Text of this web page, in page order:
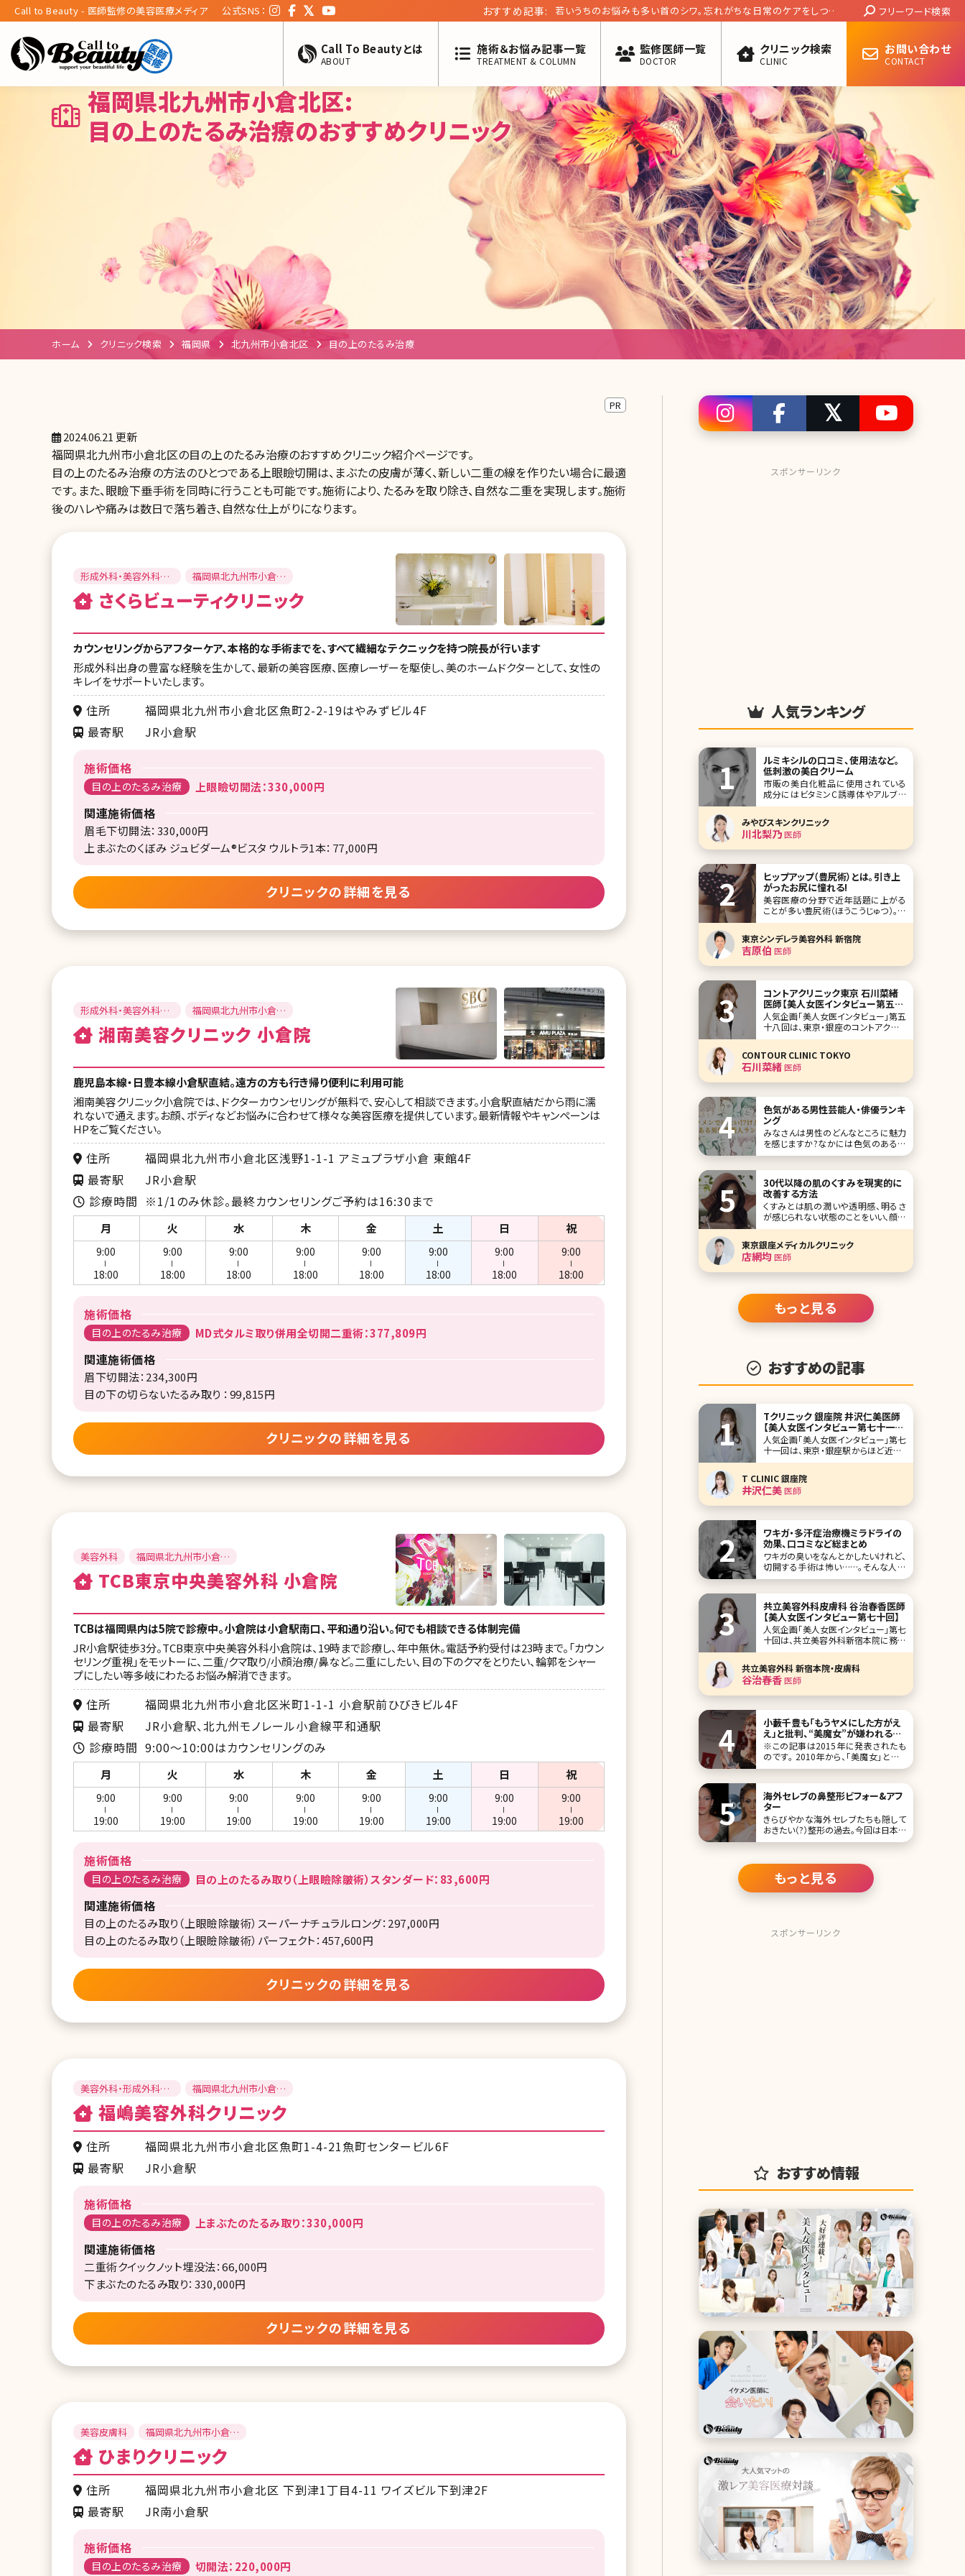
Call to Beauty - 医師監修の美容医療メディア 公式SNS： おすすめ記事: 眼瞼下垂とは。保険適用と美容外科での手術の違いは? Search:
フリーワード検索
Call To Beautyとは
ABOUT
施術＆お悩み記事一覧
TREATMENT & COLUMN
監修医師一覧
DOCTOR
クリニック検索
CLINIC
お問い合わせ
CONTACT
福岡県北九州市小倉北区:
目の上のたるみ治療のおすすめクリニック
ホーム クリニック検索 福岡県 北九州市小倉北区 目の上のたるみ治療
PR
2024.06.21 更新
福岡県北九州市小倉北区の目の上のたるみ治療のおすすめクリニック紹介ページです。
目の上のたるみ治療の方法のひとつである上眼瞼切開は、まぶたの皮膚が薄く、新しい二重の線を作りたい場合に最適
です。また、眼瞼下垂手術を同時に行うことも可能です。施術により、たるみを取り除き、自然な二重を実現します。施術
後のハレや痛みは数日で落ち着き、自然な仕上がりになります。
形成外科・美容外科・
美容皮膚科
福岡県北九州市小倉北
さくらビューティクリニック
カウンセリングからアフターケア、本格的な手術までを、すべて繊細なテクニックを持つ院長が行います
形成外科出身の豊富な経験を生かして、最新の美容医療、医療レーザーを駆使し、美のホームドクターとして、女性の
キレイをサポートいたします。
住所
福岡県北九州市小倉北区魚町2-2-19はやみずビル4F
最寄駅
JR小倉駅
施術価格
目の上のたるみ治療 上眼瞼切開法：330,000円
関連施術価格
眉毛下切開法：330,000円
上まぶたのくぼみ ジュビダーム®ビスタ ウルトラ1本：77,000円
クリニックの詳細を見る
形成外科・美容外科・
美容皮膚科
福岡県北九州市小倉北
湘南美容クリニック 小倉院
鹿児島本線・日豊本線小倉駅直結。遠方の方も行き帰り便利に利用可能
湘南美容クリニック小倉院では、ドクターカウンセリングが無料で、安心して相談できます。小倉駅直結だから雨に濡
れないで通えます。お顔、ボディなどお悩みに合わせて様々な美容医療を提供しています。最新情報やキャンペーンは
HPをご覧ください。
住所
福岡県北九州市小倉北区浅野1-1-1 アミュプラザ小倉 東館4F
最寄駅
JR小倉駅
診療時間 ※1/1のみ休診。最終カウンセリングご予約は16:30まで
月 火 水 木 金 土 日 祝
9:00
18:00
9:00
18:00
9:00
18:00
9:00
18:00
9:00
18:00
9:00
18:00
9:00
18:00
9:00
18:00
施術価格
目の上のたるみ治療 MD式タルミ取り併用全切開二重術：377,809円
関連施術価格
眉下切開法：234,300円
目の下の切らないたるみ取り ：99,815円
クリニックの詳細を見る
美容外科
福岡県北九州市小倉北
区
TCB東京中央美容外科 小倉院
TCBは福岡県内は5院で診療中。小倉院は小倉駅南口、平和通り沿い。何でも相談できる体制完備
JR小倉駅徒歩3分。TCB東京中央美容外科小倉院は、19時まで診療し、年中無休。電話予約受付は23時まで。「カウン
セリング重視」をモットーに、二重/クマ取り/小顔治療/鼻など。二重にしたい、目の下のクマをとりたい、輪郭をシャー
プにしたい等多岐にわたるお悩み解消できます。
住所
福岡県北九州市小倉北区米町1-1-1 小倉駅前ひびきビル4F
最寄駅
JR小倉駅、北九州モノレール小倉線平和通駅
診療時間 9:00～10:00はカウンセリングのみ
月 火 水 木 金 土 日 祝
9:00
19:00
9:00
19:00
9:00
19:00
9:00
19:00
9:00
19:00
9:00
19:00
9:00
19:00
9:00
19:00
施術価格
目の上のたるみ治療 目の上のたるみ取り（上眼瞼除皺術）スタンダード：83,600円
関連施術価格
目の上のたるみ取り（上眼瞼除皺術）スーパーナチュラルロング：297,000円
目の上のたるみ取り（上眼瞼除皺術）パーフェクト：457,600円
クリニックの詳細を見る
美容外科・形成外科・
皮膚科
福岡県北九州市小倉北
区
福嶋美容外科クリニック
住所
福岡県北九州市小倉北区魚町1-4-21魚町センタービル6F
最寄駅
JR小倉駅
施術価格
目の上のたるみ治療 上まぶたのたるみ取り：330,000円
関連施術価格
二重術クイックノット埋没法：66,000円
下まぶたのたるみ取り：330,000円
クリニックの詳細を見る
美容皮膚科
福岡県北九州市小倉北
区
ひまりクリニック
住所
福岡県北九州市小倉北区 下到津1丁目4-11 ワイズビル下到津2F
最寄駅
JR南小倉駅
施術価格
目の上のたるみ治療 切開法：220,000円
スポンサーリンク
人気ランキング
ルミキシルの口コミ、使用法など。
低刺激の美白クリーム
市販の美白化粧品に使用されている
成分にはビタミンC誘導体やアルブチ
ン、コウジ酸などがあります。高価なも
られないという方も多いのではないで
しょうか。また、クリニックで処方される
ハイドロキノンは一定の効果があるも
みやびスキンクリニック
川北梨乃医師
ヒップアップ（豊尻術）とは。引き上
がったお尻に憧れる!
美容医療の分野で近年話題に上がる
ことが多い豊尻術（ほうこうじゅつ）。垂
れ下がったお尻を引き上げたい、お尻
自体を大きくしたい、お尻の形をよくし
たいなどのお悩みに対して豊尻術を行
います。 本記事では豊尻術を検討して
いる方において最も悩みが深いであろ
東京シンデレラ美容外科 新宿院
吉原伯 医師
コントアクリニック東京 石川菜緒
医師【美人女医インタビュー第五十
八回】
人気企画「美人女医インタビュー」第五
十八回は、東京・銀座のコントアクリニ
ック東京に勤務する石川菜緒（いしか
の患者さんに知られているコントアク
リニック東京。矯正・審美歯科併設の数
少ないクリニックで美容外科から美容
ーを提供し
CONTOUR CLINIC TOKYO
石川菜緒医師
色気がある男性芸能人・俳優ランキ
ング
みなさんは男性のどんなところに魅力
を感じますか?なかには色気のある男
性が好み、という方もいるでしょう。女性
イケメンではないけれど、大人の色気
を感じさせる男性も存在します。色気と
いう魅力は、テレビというスクリーンを
通じても伝わってく
30代以降の肌のくすみを現実的に
改善する方法
くすみとは肌の潤いや透明感、明るさ
が感じられない状態のことをいい、顔全
体にできることが多いです。肌荒れのよ
うに分かりやすい症状が出ることがな
く、自分の肌がくすんでいると気づか
ず、症状が慢性化してしまうケースもあ
ります。 くすみにはさまざまなタイプが
きま
東京銀座メディカルクリニック
店網均医師
もっと見る
おすすめの記事
Tクリニック 銀座院 井沢仁美医師
【美人女医インタビュー第七十一
回】
人気企画「美人女医インタビュー」第七
十一回は、東京・銀座駅からほど近いT
クリニック（T CLINIC）銀座院の井沢仁
美（いざわひとみ）先生です。相良卓哉
院長が開院したTクリニックは、顔整形
がメインのクリニック。二重整形や目の
下のクマ取り、小顔治療といった外科
T CLINIC 銀座院
井沢仁美医師
ワキガ・多汗症治療機ミラドライの
効果、口コミなど総まとめ
ワキガの臭いをなんとかしたいけれど、
切開する手術は怖い……。そんな人か
ら選ばれているワキガ手術がミラドライ
を切開して、臭いのある汗を分泌するア
ポクリン腺を除去することでしか根本
的な解決にはなら
共立美容外科皮膚科 谷治春香医師
【美人女医インタビュー第七十回】
人気企画「美人女医インタビュー」第七
十回は、共立美容外科新宿本院に務め
る皮膚科主任医師の谷治春香（やじは
るか）先生です。 創立38年以上の歴史
ある共立美容外科の皮膚科部門を立
ち上げた経験もある谷治先生。「共立と
いえば外科も皮膚科も行っているオー
共立美容外科 新宿本院・皮膚科
谷治春香医師
小藪千豊も「もうヤメにした方がえ
え」と批判、“美魔女”が嫌われる本
当の理由／北条かや
※この記事は2015年に発表されたも
のです。 2010年から、「美魔女」という
言葉を盛んに耳にするようになった。き
が開催した、「国民的美魔女コン
海外セレブの鼻整形ビフォー&アフ
ター
きらびやかな海外セレブたちも隠して
おきたい（?）整形の過去。今回は日本で
も人気の高い8名の海外セレブにスポ
れも「鼻」。欧米特有の彫りの深い顔立
ちのセレブたちは、少しばかり存在感
のある鼻が気になるようで、整形とい
えばとにもかくにも「鼻」なんです。 ジェ
もっと見る
スポンサーリンク
おすすめ情報